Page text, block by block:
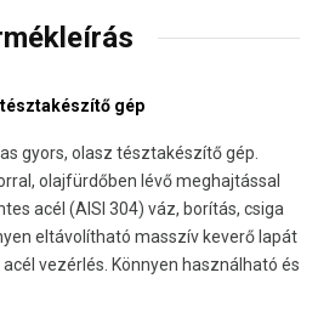
tésztakészítő gép
gyors, olasz tésztakészítő gép.
olajfürdőben lévő meghajtással
acél (AISI 304) váz, borítás, csiga
eltávolítható masszív keverő lapát
vezérlés. Könnyen használható és